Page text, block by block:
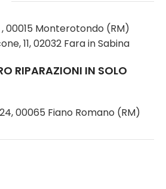
, 00015 Monterotondo (RM)
11, 02032 Fara in Sabina
RIPARAZIONI IN SOLO
00065 Fiano Romano (RM)